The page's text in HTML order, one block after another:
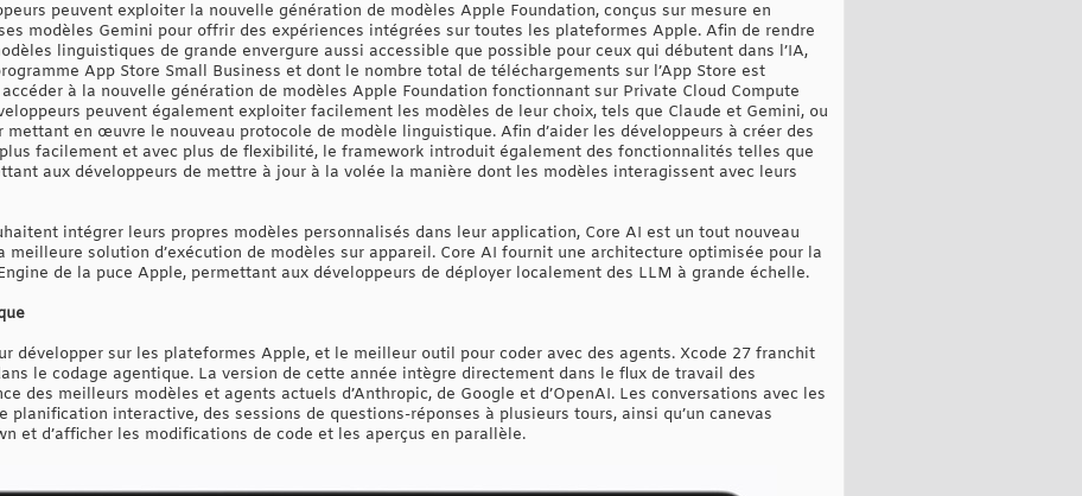
peuvent exploiter la nouvelle génération de modèles Apple Foundation, conçus sur mesure en
modèles Gemini pour offrir des expériences intégrées sur toutes les plateformes Apple. Afin de rendre
linguistiques de grande envergure aussi accessible que possible pour ceux qui débutent dans l’IA,
App Store Small Business et dont le nombre total de téléchargements sur l’App Store est
à la nouvelle génération de modèles Apple Foundation fonctionnant sur Private Cloud Compute
peuvent également exploiter facilement les modèles de leur choix, tels que Claude et Gemini, ou
en œuvre le nouveau protocole de modèle linguistique. Afin d’aider les développeurs à créer des
facilement et avec plus de flexibilité, le framework introduit également des fonctionnalités telles que
aux développeurs de mettre à jour à la volée la manière dont les modèles interagissent avec leurs
intégrer leurs propres modèles personnalisés dans leur application, Core AI est un tout nouveau
solution d’exécution de modèles sur appareil. Core AI fournit une architecture optimisée pour la
de la puce Apple, permettant aux développeurs de déployer localement des LLM à grande échelle.
développer sur les plateformes Apple, et le meilleur outil pour coder avec des agents. Xcode 27 franchit
le codage agentique. La version de cette année intègre directement dans le flux de travail des
des meilleurs modèles et agents actuels d’Anthropic, de Google et d’OpenAI. Les conversations avec les
planification interactive, des sessions de questions-réponses à plusieurs tours, ainsi qu’un canevas
et d’afficher les modifications de code et les aperçus en parallèle.